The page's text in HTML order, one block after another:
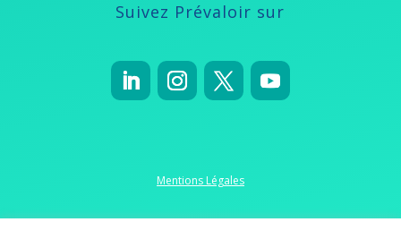
Suivez Prévaloir sur
Mentions Légales